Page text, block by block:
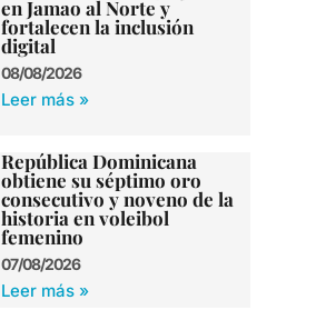
en Jamao al Norte y
fortalecen la inclusión
digital
08/08/2026
Leer más »
República Dominicana
obtiene su séptimo oro
consecutivo y noveno de la
historia en voleibol
femenino
07/08/2026
Leer más »